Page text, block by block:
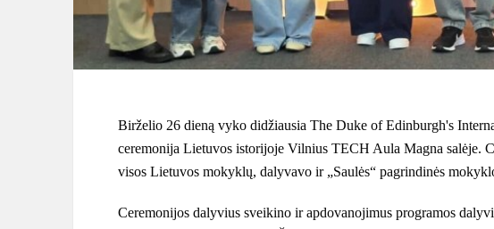
Birželio 26 dieną vyko didžiausia The Duke of Edinburgh's
ceremonija Lietuvos istorijoje Vilnius TECH Aula Magna
visos Lietuvos mokyklų, dalyvavo ir „Saulės“ pagrindinės
Ceremonijos dalyvius sveikino ir apdovanojimus programos